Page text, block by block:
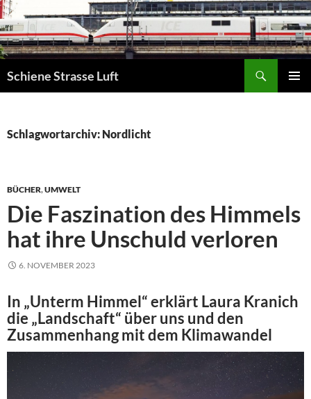
Zum
Inhalt
springen
Schiene Strasse Luft
Schlagwortarchiv: Nordlicht
BÜCHER,UMWELT
Die Faszination des Himmels
hat ihre Unschuld verloren
6. NOVEMBER 2023
In „Unterm Himmel“ erklärt Laura Kranich
die „Landschaft“ über uns und den
Zusammenhang mit dem Klimawandel